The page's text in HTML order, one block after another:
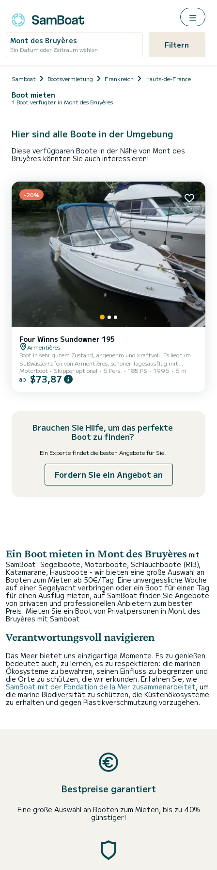
Mont des Bruyères
Ein Datum oder Zeitraum wählen Filtern
Samboat Bootsvermietung Frankreich Hauts-de-France
Boot mieten
1 Boot verfügbar in Mont des Bruyères
Hier sind alle Boote in der Umgebung
Diese verfügbaren Boote in der Nähe von Mont des
Bruyères könnten Sie auch interessieren!
-20%
Four Winns Sundowner 195
Armentières
Boot in sehr gutem Zustand, angenehm und kraftvoll. Es liegt im
Süßwasserhafen von Armentières, schöner Tagesausflug mit
Schleusendurchfahrt. Möglichkeit zur Vermietung mit Anhänger.
Motorboot Skipper optional 6 Pers. 185 PS 1996 6 m
ab $73,87
Brauchen Sie Hilfe, um das perfekte
Boot zu finden?
Ein Experte findet die besten Angebote für Sie!
Fordern Sie ein Angebot an
Ein Boot mieten in Mont des Bruyères mit
SamBoat: Segelboote, Motorboote, Schlauchboote (RIB),
Katamarane, Hausboote - wir bieten eine große Auswahl an
Booten zum Mieten ab 50€/Tag. Eine unvergessliche Woche
auf einer Segelyacht verbringen oder ein Boot für einen Tag
für einen Ausflug mieten, auf SamBoat finden Sie Angebote
von privaten und professionellen Anbietern zum besten
Preis. Mieten Sie ein Boot von Privatpersonen in Mont des
Bruyères mit Samboat
Verantwortungsvoll navigieren
Das Meer bietet uns einzigartige Momente. Es zu genießen
bedeutet auch, zu lernen, es zu respektieren: die marinen
Ökosysteme zu bewahren, seinen Einfluss zu begrenzen und
die Orte zu schützen, die wir erkunden. Erfahren Sie, wie
SamBoat mit der Fondation de la Mer zusammenarbeitet, um
die marine Biodiversität zu schützen, die Küstenökosysteme
zu erhalten und gegen Plastikverschmutzung vorzugehen.
Bestpreise garantiert
Eine große Auswahl an Booten zum Mieten, bis zu 40%
günstiger!